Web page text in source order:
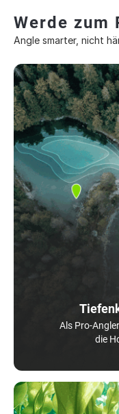
Werde zum
Angle smarter, nicht
Als Pro-
die